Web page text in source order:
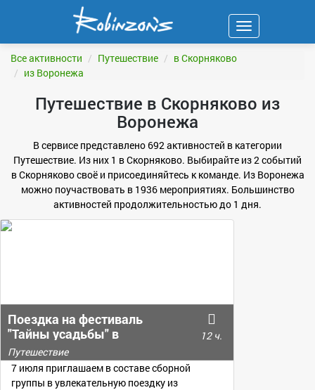
Навигация
Все активности Путешествие
в Скорняково
из Воронежа
Путешествие в Скорняково из
Воронежа
В сервисе представлено 692 активностей в категории
Путешествие. Из них 1 в Скорняково. Выбирайте из 2 событий
в Скорняково своё и присоединяйтесь к команде. Из Воронежа
можно поучаствовать в 1936 мероприятиях. Большинство
активностей продолжительностью до 1 дня.
Поездка на фестиваль
"Тайны усадьбы" в
Скорняково-Архангельское
12 ч.
Путешествие
7 июля приглашаем в составе сборной
группы в увлекательную поездку из